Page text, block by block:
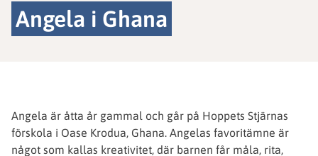
Angela i Ghana
Angela är åtta år gammal och går på Hoppets Stjärnas
förskola i Oase Krodua, Ghana. Angelas favoritämne är
något som kallas kreativitet, där barnen får måla, rita,